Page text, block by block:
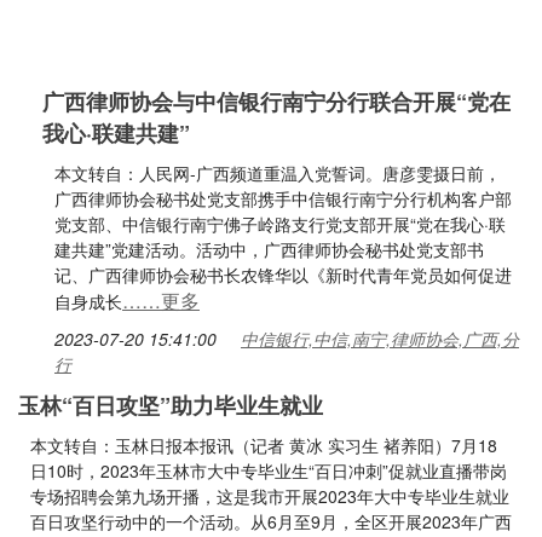
广西律师协会与中信银行南宁分行联合开展“党在
我心·联建共建”
本文转自：人民网-广西频道重温入党誓词。唐彦雯摄日前，
广西律师协会秘书处党支部携手中信银行南宁分行机构客户部
党支部、中信银行南宁佛子岭路支行党支部开展“党在我心·联
建共建”党建活动。活动中，广西律师协会秘书处党支部书
记、广西律师协会秘书长农锋华以《新时代青年党员如何促进
自身成长……更多
2023-07-20 15:41:00
中信银行,中信,南宁,律师协会,广西,分
行
玉林“百日攻坚”助力毕业生就业
本文转自：玉林日报本报讯（记者 黄冰 实习生 褚养阳）7月18
日10时，2023年玉林市大中专毕业生“百日冲刺”促就业直播带岗
专场招聘会第九场开播，这是我市开展2023年大中专毕业生就业
百日攻坚行动中的一个活动。从6月至9月，全区开展2023年广西